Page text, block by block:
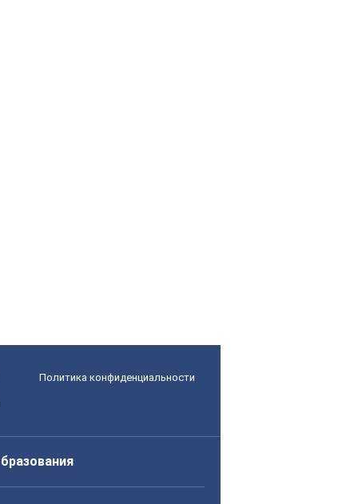
Политика конфиденциальности